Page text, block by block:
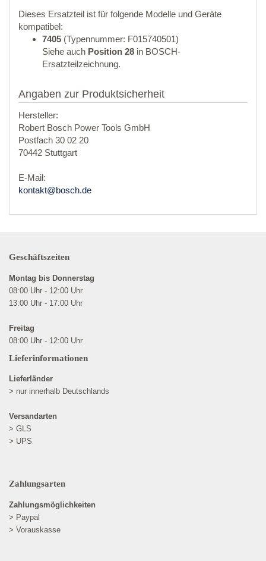
Dieses Ersatzteil ist für folgende Modelle und Geräte
kompatibel:
7405 (Typennummer: F015740501)
Siehe auch Position 28 in BOSCH-
Ersatzteilzeichnung.
Angaben zur Produktsicherheit
Hersteller:
Robert Bosch Power Tools GmbH
Postfach 30 02 20
70442 Stuttgart
E-Mail:
kontakt@bosch.de
Geschäftszeiten
Montag bis Donnerstag
08:00 Uhr - 12:00 Uhr
13:00 Uhr - 17:00 Uhr
Freitag
08:00 Uhr - 12:00 Uhr
Lieferinformationen
Lieferländer
> nur innerhalb Deutschlands
Versandarten
> GLS
> UPS
Zahlungsarten
Zahlungsmöglichkeiten
> Paypal
> Vorauskasse